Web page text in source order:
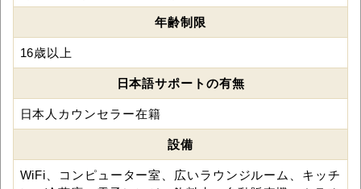
年齢制限
16歳以上
日本語サポートの有無
日本人カウンセラー在籍
設備
WiFi、コンピューター室、広いラウンジルーム、キッチ